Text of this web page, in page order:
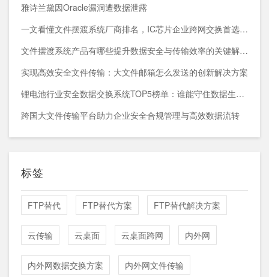
雅诗兰黛因Oracle漏洞遭数据泄露
一文看懂文件摆渡系统厂商排名，IC芯片企业跨网交换首选方案
文件摆渡系统产品有哪些提升数据安全与传输效率的关键解决方案
实现高效安全文件传输：大文件邮箱怎么发送的创新解决方案
锂电池行业安全数据交换系统TOP5榜单：谁能守住数据生命线？
跨国大文件传输平台助力企业安全合规管理与高效数据流转
标签
FTP替代 FTP替代方案 FTP替代解决方案
云传输 云桌面 云桌面跨网 内外网
内外网数据交换方案 内外网文件传输